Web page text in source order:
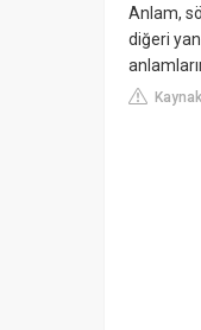
Anlam,
diğeri